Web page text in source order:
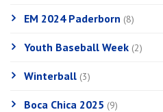
EM 2024 Paderborn (8)
Youth Baseball Week (2)
Winterball (3)
Boca Chica 2025 (9)